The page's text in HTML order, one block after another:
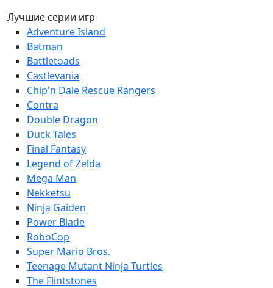
Лучшие серии игр
Adventure Island
Batman
Battletoads
Castlevania
Chip'n Dale Rescue Rangers
Contra
Double Dragon
Duck Tales
Final Fantasy
Legend of Zelda
Mega Man
Nekketsu
Ninja Gaiden
Power Blade
RoboCop
Super Mario Bros.
Teenage Mutant Ninja Turtles
The Flintstones